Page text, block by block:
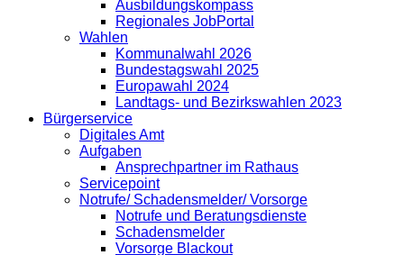
Ausbildungskompass
Regionales JobPortal
Wahlen
Kommunalwahl 2026
Bundestagswahl 2025
Europawahl 2024
Landtags- und Bezirkswahlen 2023
Bürgerservice
Digitales Amt
Aufgaben
Ansprechpartner im Rathaus
Servicepoint
Notrufe/ Schadensmelder/ Vorsorge
Notrufe und Beratungsdienste
Schadensmelder
Vorsorge Blackout